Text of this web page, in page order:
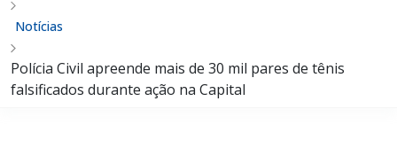
Notícias
Polícia Civil apreende mais de 30 mil pares de tênis
falsificados durante ação na Capital